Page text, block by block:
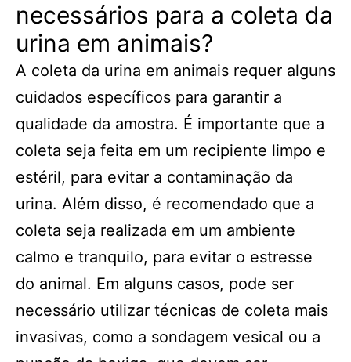
necessários para a coleta da
urina em animais?
A coleta da urina em animais requer alguns
cuidados específicos para garantir a
qualidade da amostra. É importante que a
coleta seja feita em um recipiente limpo e
estéril, para evitar a contaminação da
urina. Além disso, é recomendado que a
coleta seja realizada em um ambiente
calmo e tranquilo, para evitar o estresse
do animal. Em alguns casos, pode ser
necessário utilizar técnicas de coleta mais
invasivas, como a sondagem vesical ou a